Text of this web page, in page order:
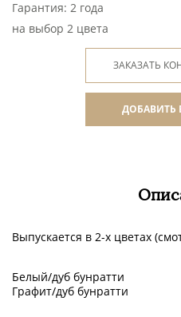
Гарантия: 2 года
на выбор 2 цвета
ЗАКАЗАТЬ
ДОБАВИТЬ
Выпускается в 2-х цветах
Белый/дуб бунратти
Графит/дуб бунратти